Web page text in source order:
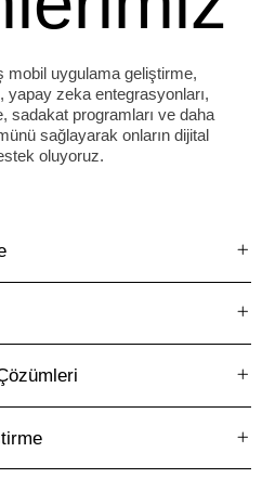
3
mobil uygulama geliştirme,
yapay zeka entegrasyonları,
sadakat programları ve daha
sağlayarak onların dijital
oluyoruz.